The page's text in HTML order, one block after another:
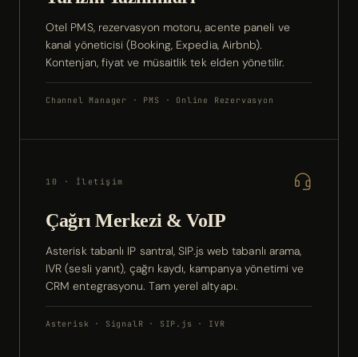
Otel PMS, rezervasyon motoru, acente paneli ve
kanal yöneticisi (Booking, Expedia, Airbnb).
Kontenjan, fiyat ve müsaitlik tek elden yönetilir.
Channel Manager · PMS · Online Rezervasyon
10 · İletişim
Çağrı Merkezi & VoIP
Asterisk tabanlı IP santral, SIP.js web tabanlı arama,
IVR (sesli yanıt), çağrı kaydı, kampanya yönetimi ve
CRM entegrasyonu. Tam yerel altyapı.
Asterisk · SignalR · SIP.js · IVR